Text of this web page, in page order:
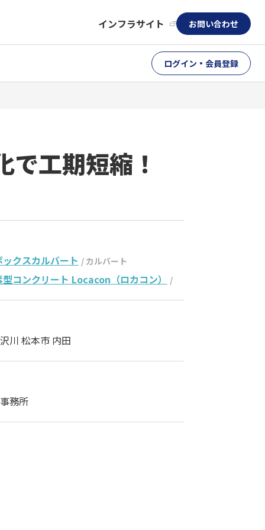
インフラサイト お問い合わせ
ログイン・会員登録
工期短縮！
クスカルバート / カルバート
コンクリート Locacon（ロカコン） /
川 松本市 内田
務所